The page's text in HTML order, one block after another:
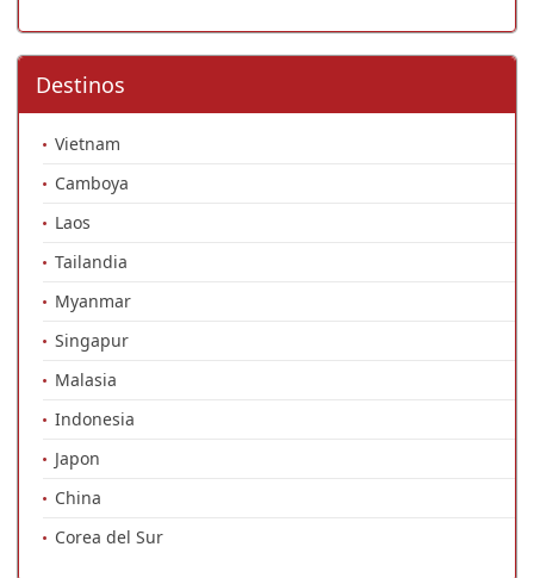
Destinos
Vietnam
Camboya
Laos
Tailandia
Myanmar
Singapur
Malasia
Indonesia
Japon
China
Corea del Sur